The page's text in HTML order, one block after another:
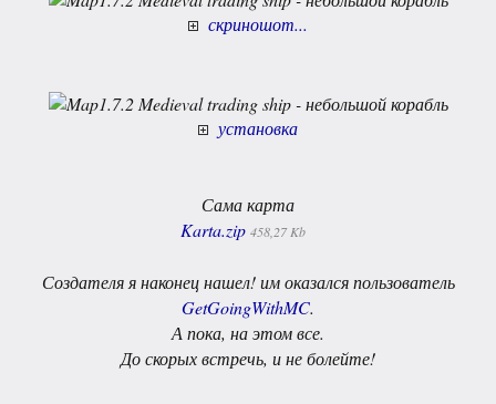
скриношот...
установка
Сама карта
Karta.zip 458,27 Kb
Создателя я наконец нашел! им оказался пользователь
GetGoingWithMC.
А пока, на этом все.
До скорых встречь, и не болейте!